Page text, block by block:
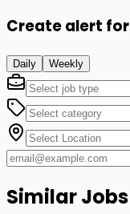
Create alert
Daily Weekly
Similar Jobs